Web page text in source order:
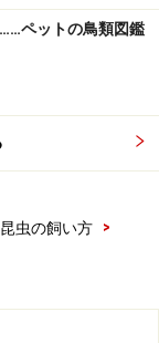
ペットの鳥類図鑑
昆虫の飼い方
>